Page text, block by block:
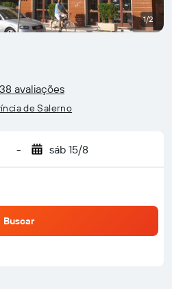
avaliações
de Salerno
- sáb 15/8
Buscar
1/2